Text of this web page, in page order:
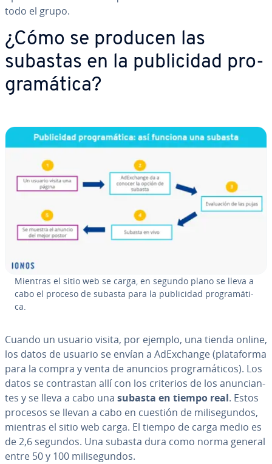
todo el grupo.
¿Cómo se producen las
subastas en la pu­bli­ci­dad pro­
gra­má­ti­ca?
Mientras el sitio web se carga, en segundo plano se lleva a
cabo el proceso de subasta para la pu­bli­ci­dad pro­gra­má­ti­
ca.
Cuando un usuario visita, por ejemplo, una tienda online,
los datos de usuario se envían a AdE­x­cha­n­ge (pla­ta­fo­r­ma
para la compra y venta de anuncios pro­gra­má­ti­cos). Los
datos se co­n­tra­s­tan allí con los criterios de los anu­n­cia­n­
tes y se lleva a cabo una subasta en tiempo real. Estos
procesos se llevan a cabo en cuestión de mi­li­se­gu­n­dos,
mientras el sitio web carga. El tiempo de carga medio es
de 2,6 segundos. Una subasta dura como norma general
entre 50 y 100 mi­li­se­gu­n­dos.